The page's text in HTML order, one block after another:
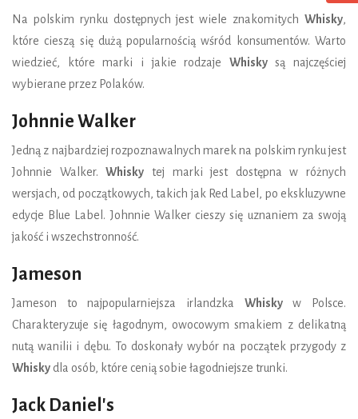
Na polskim rynku dostępnych jest wiele znakomitych Whisky,
które cieszą się dużą popularnością wśród konsumentów. Warto
wiedzieć, które marki i jakie rodzaje Whiskysą najczęściej
wybierane przez Polaków.
Johnnie Walker
Jedną z najbardziej rozpoznawalnych marek na polskim rynku jest
Johnnie Walker.Whisky tej marki jest dostępna w różnych
wersjach, od początkowych, takich jak Red Label, po ekskluzywne
edycje Blue Label. Johnnie Walker cieszy się uznaniem za swoją
jakość i wszechstronność.
Jameson
Jameson to najpopularniejsza irlandzka Whiskyw Polsce.
Charakteryzuje się łagodnym, owocowym smakiem z delikatną
nutą wanilii i dębu. To doskonały wybór na początek przygody z
Whisky dla osób, które cenią sobie łagodniejsze trunki.
Jack Daniel's